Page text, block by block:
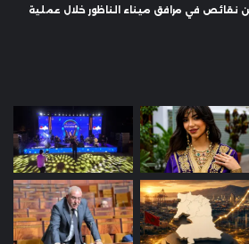
نقائص في مرافق ميناء الناظور خلال عملية